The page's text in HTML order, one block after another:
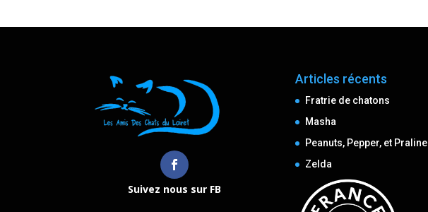
Suivez nous sur FB
Articles récents
Fratrie de chatons
Masha
Peanuts, Pepper, et Praline
Zelda